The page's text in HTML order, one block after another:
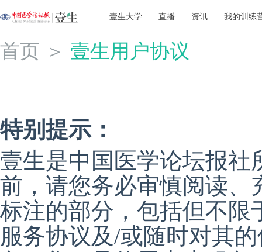
壹生大学 直播 资讯 我的训练
首页 ＞ 壹生用户协议
特别提示：
壹生是中国医学论坛报社
前，请您务必审慎阅读、
标注的部分，包括但不限
服务协议及/或随时对其